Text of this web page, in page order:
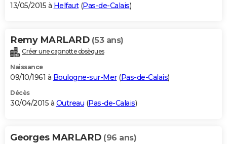
13/05/2015 à Helfaut(Pas-de-Calais)
Remy MARLARD (53 ans)
Créer une cagnotte obsèques
Naissance
09/10/1961 à Boulogne-sur-Mer(Pas-de-Calais)
Décès
30/04/2015 à Outreau (Pas-de-Calais)
Georges MARLARD (96 ans)